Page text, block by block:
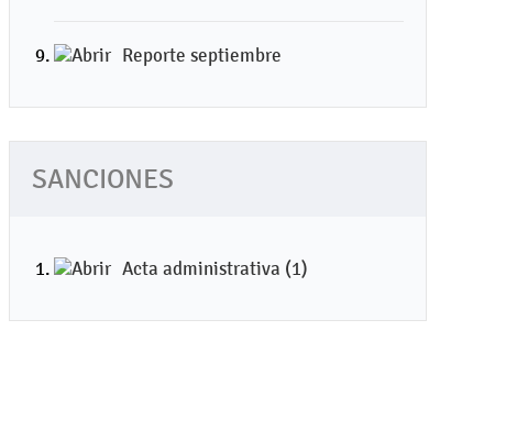
Reporte septiembre
SANCIONES
Acta administrativa (1)